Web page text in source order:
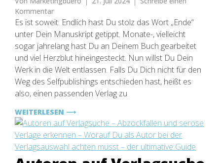
Kommentarzu
Autoren
auf
Verlagsuche
–
Abzockfallen
und
seriöse
Verlage
–
Worauf
Du
als
Es ist soweit: Endlich hast Du stolz das Wort „Ende“
unter Dein Manuskript getippt. Monate-, vielleicht
sogar jahrelang hast Du an Deinem Buch gearbeitet
und viel Herzblut hineingesteckt. Nun willst Du Dein
Werk in die Welt entlassen. Falls Du Dich nicht für den
Weg des Selfpublishings entschieden hast, heißt es
also, einen passenden Verlag zu
WEITERLESEN ⟶